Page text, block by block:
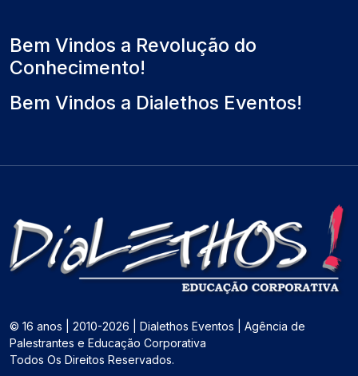
Bem Vindos a Revolução do
Conhecimento!
Bem Vindos a Dialethos Eventos!
© 16 anos | 2010-2026 | Dialethos Eventos | Agência de
Palestrantes e Educação Corporativa
Todos Os Direitos Reservados.